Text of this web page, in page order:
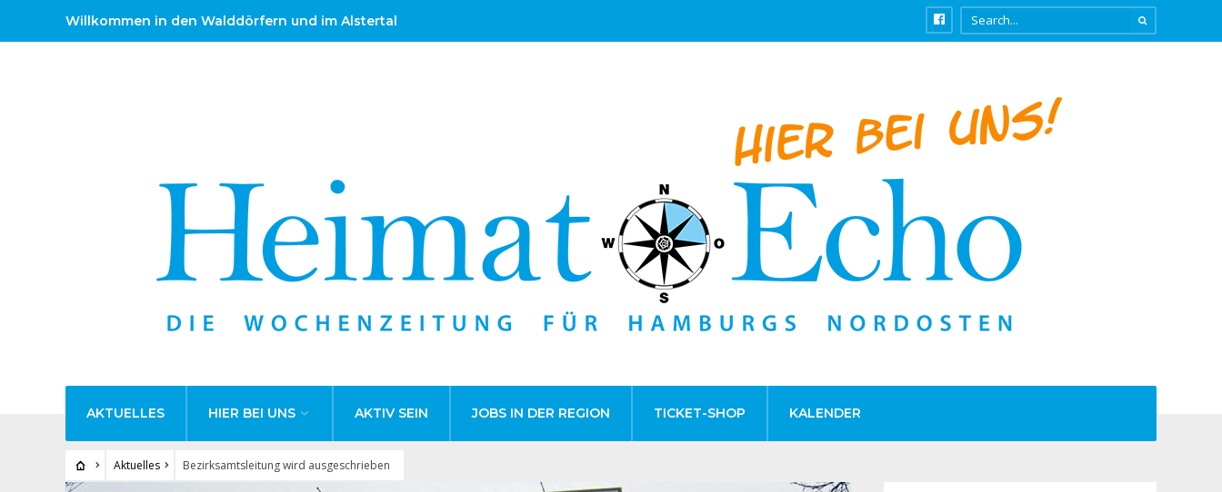
Willkommen in den Walddörfern und im Alstertal
AKTUELLES HIER BEI UNS AKTIV SEIN JOBS IN DER REGION TICKET-SHOP KALENDER
Aktuelles Bezirksamtsleitung wird ausgeschrieben